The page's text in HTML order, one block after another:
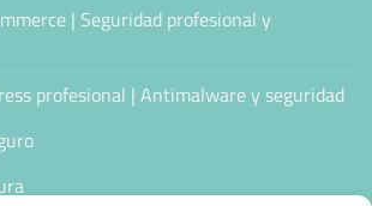
| Seguridad profesional y
profesional | Antimalware y seguridad